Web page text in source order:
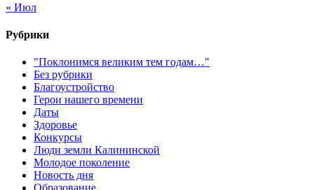
« Июл
Рубрики
"Поклонимся великим тем годам…"
Без рубрики
Благоустройство
Герои нашего времени
Даты
Здоровье
Конкурсы
Люди земли Калининской
Молодое поколение
Новость дня